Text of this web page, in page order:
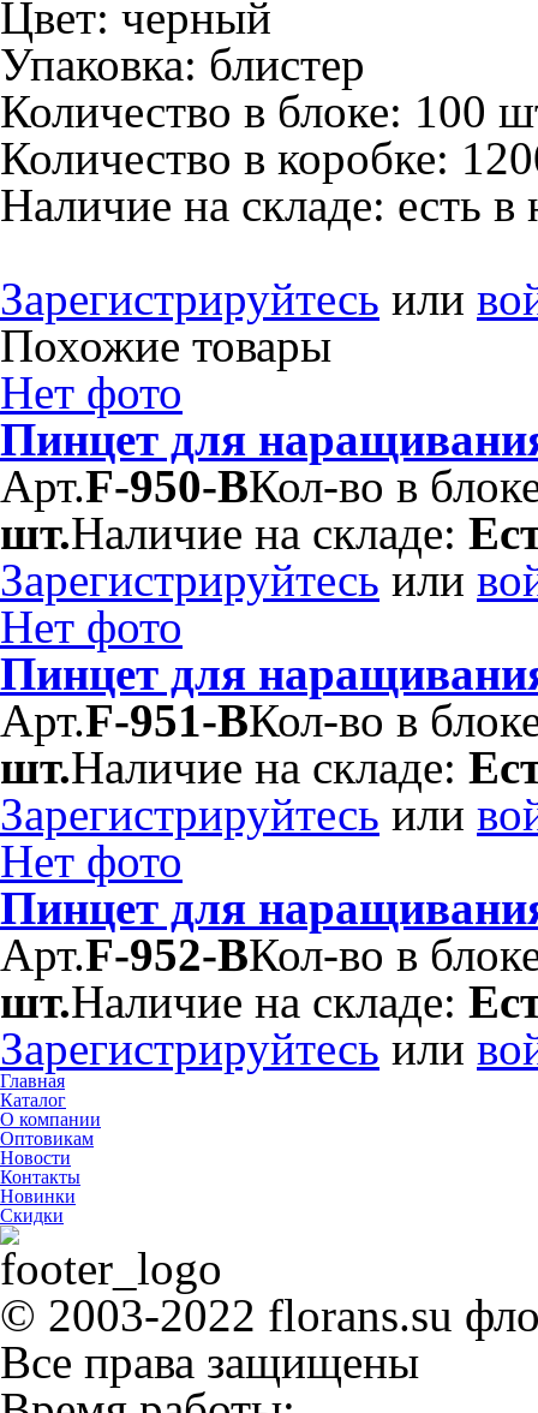
Цвет: черный
Упаковка: блистер
Количество в блоке: 100
Количество в коробке:
Наличие на складе: есть в
Зарегистрируйтесь или
Похожие товары
Нет фото
Пинцет для
Арт.F-950-BКол-во в
шт.Наличие на складе:
Зарегистрируйтесь или
Нет фото
Пинцет для
Арт.F-951-BКол-во в
шт.Наличие на складе:
Зарегистрируйтесь или
Нет фото
Пинцет для
Арт.F-952-BКол-во в
шт.Наличие на складе:
Зарегистрируйтесь или
Главная
Каталог
О компании
Оптовикам
Новости
Контакты
Новинки
Скидки
© 2003-2022 florans.su
Все права защищены